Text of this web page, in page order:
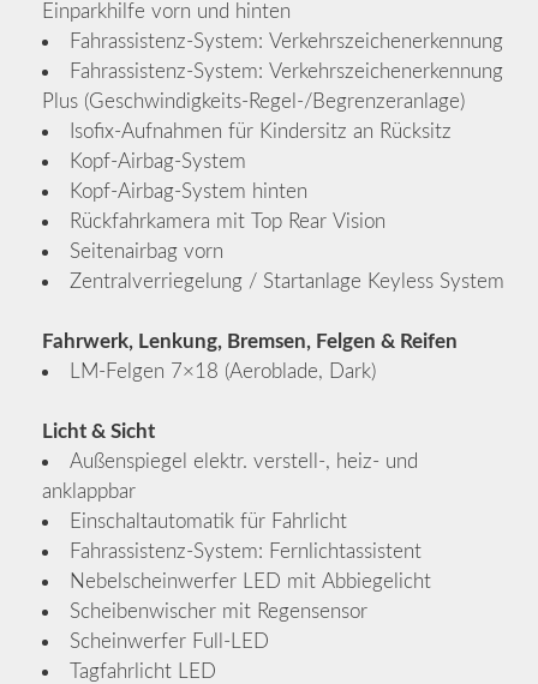
Einparkhilfe vorn und hinten
Fahrassistenz-System: Verkehrszeichenerkennung
Fahrassistenz-System: Verkehrszeichenerkennung
Plus (Geschwindigkeits-Regel-/Begrenzeranlage)
Isofix-Aufnahmen für Kindersitz an Rücksitz
Kopf-Airbag-System
Kopf-Airbag-System hinten
Rückfahrkamera mit Top Rear Vision
Seitenairbag vorn
Zentralverriegelung / Startanlage Keyless System
Fahrwerk, Lenkung, Bremsen, Felgen & Reifen
LM-Felgen 7×18 (Aeroblade, Dark)
Licht & Sicht
Außenspiegel elektr. verstell-, heiz- und
anklappbar
Einschaltautomatik für Fahrlicht
Fahrassistenz-System: Fernlichtassistent
Nebelscheinwerfer LED mit Abbiegelicht
Scheibenwischer mit Regensensor
Scheinwerfer Full-LED
Tagfahrlicht LED